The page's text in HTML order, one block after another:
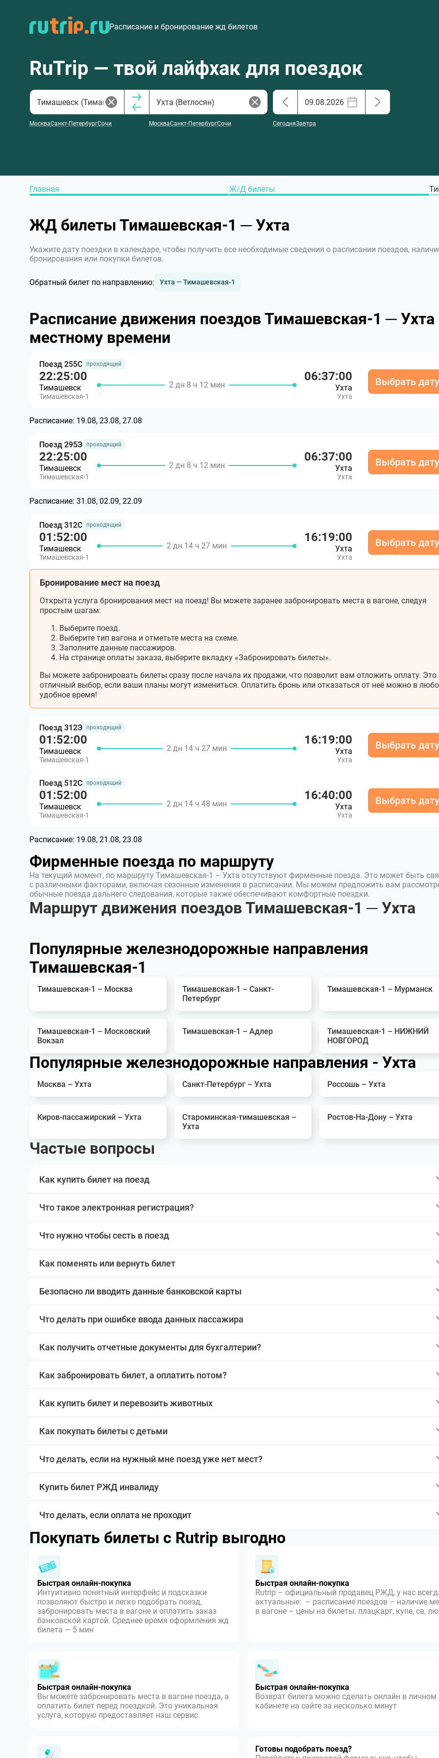
Расписание и бронирование жд билетов
RuTrip — твой лайфхак для поездок
МоскваСанкт-ПетербургСочи МоскваСанкт-ПетербургСочи СегодняЗавтра
Главная Ж/Д билеты
ЖД билеты Тимашевская-1 ─ Ухта
Укажите дату поездки в календаре, чтобы получить все необходимые сведения о расписании поездов,
бронирования или покупки билетов.
Обратный билет по направлению: Ухта — Тимашевская-1
Расписание движения поездов Тимашевская-1 ─ Ухта
местному времени
Поезд 255С проходящий
22:25:00
Тимашевск
Тимашевская-1
2 дн 8 ч 12 мин
06:37:00
Ухта
Ухта
Выбрать дату
Расписание: 19.08, 23.08, 27.08
Поезд 295Э проходящий
22:25:00
Тимашевск
Тимашевская-1
2 дн 8 ч 12 мин
06:37:00
Ухта
Ухта
Выбрать дату
Расписание: 31.08, 02.09, 22.09
Поезд 312С проходящий
01:52:00
Тимашевск
Тимашевская-1
2 дн 14 ч 27 мин
16:19:00
Ухта
Ухта
Выбрать дату
Бронирование мест на поезд
Открыта услуга бронирования мест на поезд! Вы можете заранее забронировать места в вагоне, следуя
простым шагам:
Выберите поезд.
Выберите тип вагона и отметьте места на схеме.
Заполните данные пассажиров.
На странице оплаты заказа, выберите вкладку «Забронировать билеты».
Вы можете забронировать билеты сразу после начала их продажи, что позволит вам отложить оплату. Это
отличный выбор, если ваши планы могут измениться. Оплатить бронь или отказаться от неё можно в
удобное время!
Поезд 312Э проходящий
01:52:00
Тимашевск
Тимашевская-1
2 дн 14 ч 27 мин
16:19:00
Ухта
Ухта
Выбрать дату
Поезд 512С проходящий
01:52:00
Тимашевск
Тимашевская-1
2 дн 14 ч 48 мин
16:40:00
Ухта
Ухта
Выбрать дату
Расписание: 19.08, 21.08, 23.08
Фирменные поезда по маршруту
На текущий момент, по маршруту Тимашевская-1 – Ухта отсутствуют фирменные поезда. Это может быть
с различными факторами, включая сезонные изменения в расписании. Мы можем предложить вам
обычные поезда дальнего следования, которые также обеспечивают комфортные поездки.
Маршрут движения поездов Тимашевская-1 ─ Ухта
Популярные железнодорожные направления
Тимашевская-1
Тимашевская-1 – Москва
Тимашевская-1 – Санкт-
Петербург
Тимашевская-1 – Мурманск
Тимашевская-1 – Московский
Вокзал
Тимашевская-1 – Адлер
Тимашевская-1 – НИЖНИЙ
НОВГОРОД
Популярные железнодорожные направления - Ухта
Москва – Ухта Санкт-Петербург – Ухта Россошь – Ухта
Киров-пассажирский – Ухта
Староминская-тимашевская –
Ухта
Ростов-На-Дону – Ухта
Частые вопросы
Как купить билет на поезд
Что такое электронная регистрация?
Что нужно чтобы сесть в поезд
Как поменять или вернуть билет
Безопасно ли вводить данные банковской карты
Что делать при ошибке ввода данных пассажира
Как получить отчетные документы для бухгалтерии?
Как забронировать билет, а оплатить потом?
Как купить билет и перевозить животных
Как покупать билеты с детьми
Что делать, если на нужный мне поезд уже нет мест?
Купить билет РЖД инвалиду
Что делать, если оплата не проходит
Покупать билеты с Rutrip выгодно
Быстрая онлайн-покупка
Интуитивно понятный интерфейс и подсказки
позволяют быстро и легко подобрать поезд,
забронировать места в вагоне и оплатить заказ
банковской картой. Среднее время оформления жд
билета — 5 мин
Быстрая онлайн-покупка
Rutrip – официальный продавец РЖД, у нас
актуальные: – расписание поездов – наличие
в вагоне – цены на билеты: плацкарт, купе, св,
Быстрая онлайн-покупка
Вы можете забронировать места в вагоне поезда, а
оплатить билет перед поездкой. Это уникальная
услуга, которую предоставляет наш сервис
Быстрая онлайн-покупка
Возврат билета можно сделать онлайн в личном
кабинете на сайте за несколько минут
Готовы подобрать поезд?